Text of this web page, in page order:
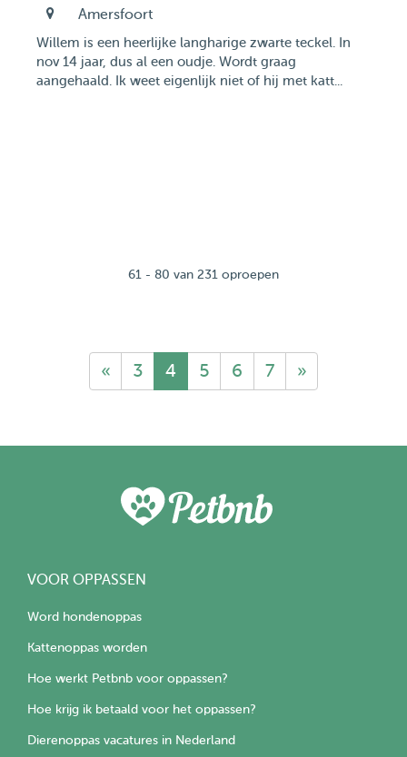
Amersfoort
Willem is een heerlijke langharige zwarte teckel. In
nov 14 jaar, dus al een oudje. Wordt graag
aangehaald. Ik weet eigenlijk niet of hij met katt...
61 - 80 van 231 oproepen
« 3 4 5 6 7 »
VOOR OPPASSEN
Word hondenoppas
Kattenoppas worden
Hoe werkt Petbnb voor oppassen?
Hoe krijg ik betaald voor het oppassen?
Dierenoppas vacatures in Nederland